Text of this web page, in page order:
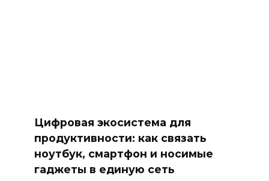
Цифровая экосистема для
продуктивности: как связать
ноутбук, смартфон и носимые
гаджеты в единую сеть